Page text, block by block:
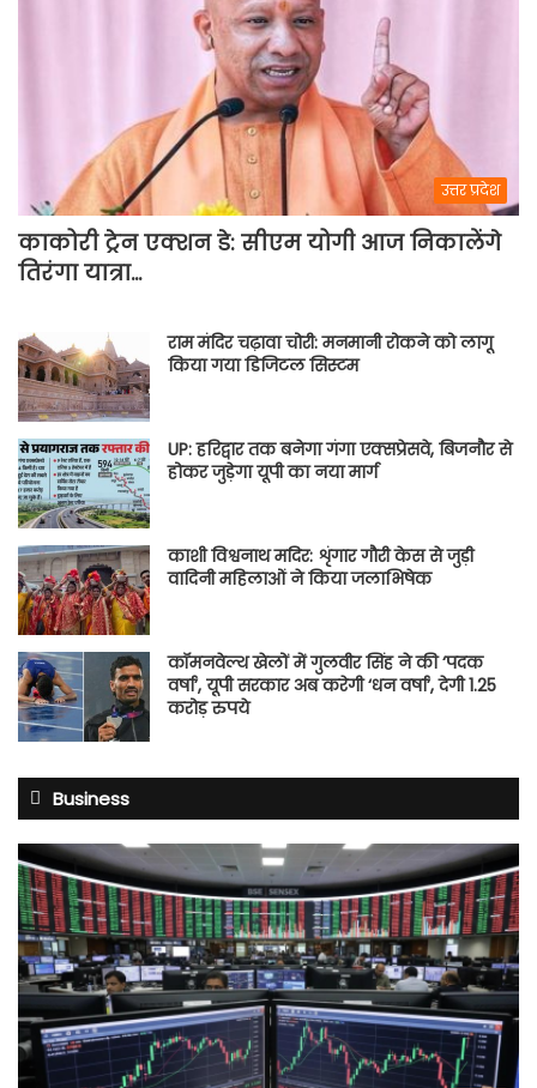
उत्तर प्रदेश
काकोरी ट्रेन एक्शन डे: सीएम योगी आज निकालेंगे
तिरंगा यात्रा…
राम मंदिर चढ़ावा चोरी: मनमानी रोकने को लागू
किया गया डिजिटल सिस्टम
UP: हरिद्वार तक बनेगा गंगा एक्सप्रेसवे, बिजनौर से
होकर जुड़ेगा यूपी का नया मार्ग
काशी विश्वनाथ मदिर: शृंगार गौरी केस से जुड़ी
वादिनी महिलाओं ने किया जलाभिषेक
कॉमनवेल्थ खेलों में गुलवीर सिंह ने की ‘पदक
वर्षा’, यूपी सरकार अब करेगी ‘धन वर्षा’, देगी 1.25
करोड़ रुपये
Business